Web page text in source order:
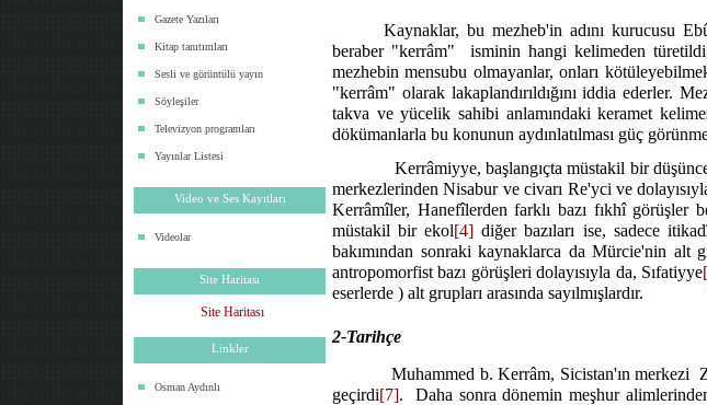
Gazete Yazıları
Kitap tanıtımları
Sesli ve görüntülü yayın
Söyleşiler
Televizyon programları
Yayınlar Listesi
Video ve Ses Kayıtları
Videolar
Site Haritası
Site Haritası
Linkler
Osman Aydınlı
Kaynaklar, bu mezheb'in adını kurucusu
beraber "kerrâm"
isminin hangi kelimeden
mezhebin mensubu olmayanlar, onları
"kerrâm" olarak lakaplandırıldığını iddia ederler.
takva ve yücelik sahibi anlamındaki keramet
dökümanlarla bu konunun aydınlatılması güç
Kerrâmiyye, başlangıçta müstakil bir
merkezlerinden Nisabur ve civarı Re'yci ve
Kerrâmîler, Hanefîlerden farklı bazı fıkhî görüşler
müstakil bir ekol[4] diğer bazıları ise, sadece
bakımından sonraki kaynaklarca da Mürcie'nin alt
antropomorfist bazı görüşleri dolayısıyla da, Sıfatiyye
eserlerde ) alt grupları arasında sayılmışlardır.
2-Tarihçe
Muhammed b. Kerrâm, Sicistan'ın merkezi
geçirdi[7]. Daha sonra dönemin meşhur